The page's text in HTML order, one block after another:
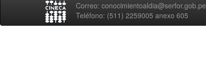
Correo: conocimientoaldia@serfor.gob.pe
Teléfono: (511) 2259005 anexo 605